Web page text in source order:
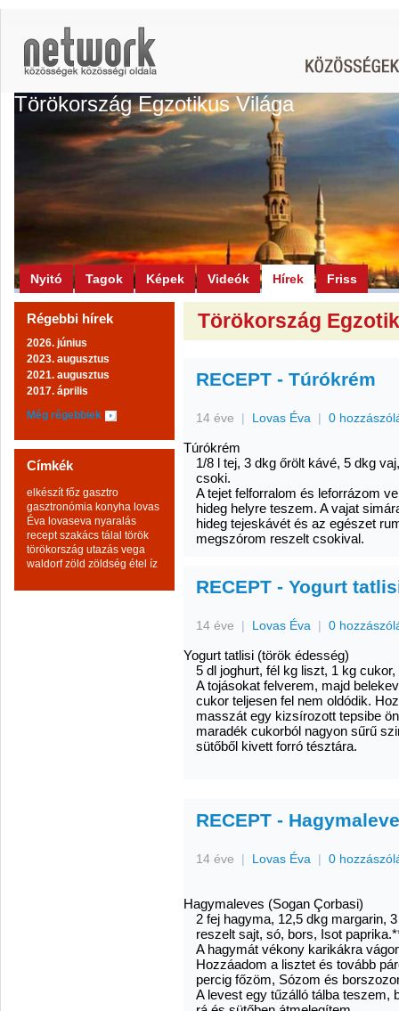
Törökország Egzotikus Világa
Nyitó Tagok Képek Videók Hírek Friss
Régebbi hírek
2026. június
2023. augusztus
2021. augusztus
2017. április
Még régebbiek
Címkék
elkészít főz gasztro
gasztronómia konyha lovas
Éva lovaseva nyaralás
recept szakács tálal török
törökország utazás vega
waldorf zöld zöldség étel íz
Törökország
RECEPT - Túrókrém
14 éve | Lovas Éva | 0
Túrókrém
1/8 l tej, 3 dkg őrölt kávé, 5 dkg
csoki.
A tejet felforralom és leforrázom
hideg helyre teszem. A vajat
hideg tejeskávét és az egészet
megszórom reszelt csokival.
RECEPT - Yogurt
14 éve | Lovas Éva | 0
Yogurt tatlisi (török édesség)
5 dl joghurt, fél kg liszt, 1 kg
A tojásokat felverem, majd
cukor teljesen fel nem oldódik.
masszát egy kizsírozott tepsibe
maradék cukorból nagyon sűrű
sütőből kivett forró tésztára.
RECEPT -
14 éve | Lovas Éva | 0
Hagymaleves (Sogan Çorbasi)
2 fej hagyma, 12,5 dkg margarin,
reszelt sajt, só, bors, Isot
A hagymát vékony karikákra
Hozzáadom a lisztet és tovább
percig főzöm, Sózom és
A levest egy tűzálló tálba teszem,